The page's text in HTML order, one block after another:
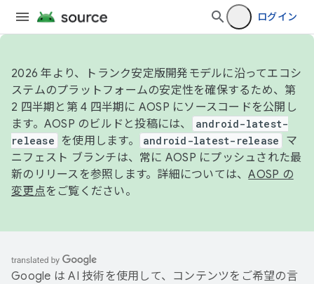
ログイン
2026 年より、トランク安定版開発モデルに沿ってエコシ
ステムのプラットフォームの安定性を確保するため、第
2 四半期と第 4 四半期に AOSP にソースコードを公開し
ます。AOSP のビルドと投稿には、
android-latest-
release
を使用します。 android-latest-release
マ
ニフェスト ブランチは、常に AOSP にプッシュされた最
新のリリースを参照します。詳細については、AOSP の
変更点をご覧ください。
Google は AI 技術を使用して、コンテンツをご希望の言